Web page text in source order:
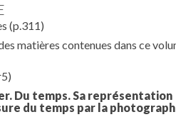
(p.311)
matières contenues dans ce
Du temps. Sa représentation
du temps par la